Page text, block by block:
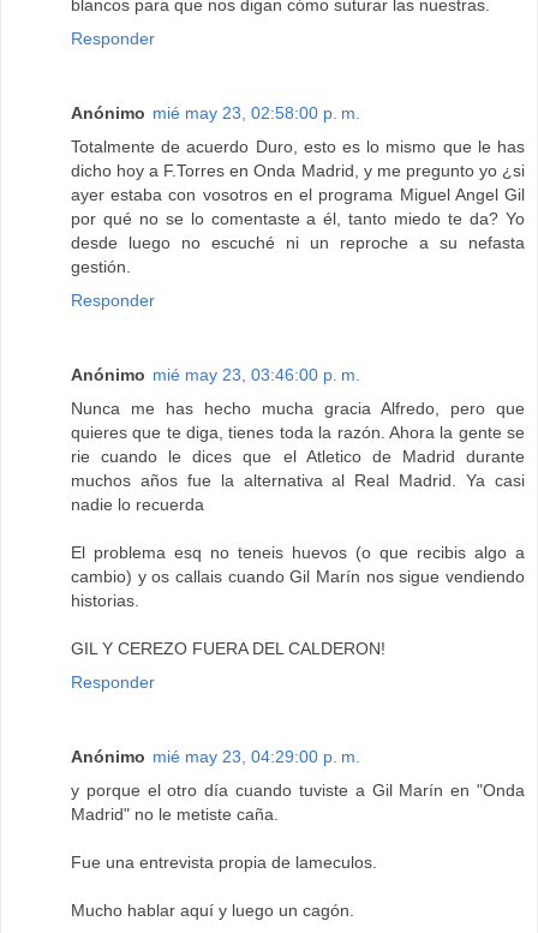
blancos para que nos digan cómo suturar las nuestras.
Responder
Anónimo mié may 23, 02:58:00 p. m.
Totalmente de acuerdo Duro, esto es lo mismo que le has
dicho hoy a F.Torres en Onda Madrid, y me pregunto yo ¿si
ayer estaba con vosotros en el programa Miguel Angel Gil
por qué no se lo comentaste a él, tanto miedo te da? Yo
desde luego no escuché ni un reproche a su nefasta
gestión.
Responder
Anónimo mié may 23, 03:46:00 p. m.
Nunca me has hecho mucha gracia Alfredo, pero que
quieres que te diga, tienes toda la razón. Ahora la gente se
rie cuando le dices que el Atletico de Madrid durante
muchos años fue la alternativa al Real Madrid. Ya casi
nadie lo recuerda
El problema esq no teneis huevos (o que recibis algo a
cambio) y os callais cuando Gil Marín nos sigue vendiendo
historias.
GIL Y CEREZO FUERA DEL CALDERON!
Responder
Anónimo mié may 23, 04:29:00 p. m.
y porque el otro día cuando tuviste a Gil Marín en "Onda
Madrid" no le metiste caña.
Fue una entrevista propia de lameculos.
Mucho hablar aquí y luego un cagón.